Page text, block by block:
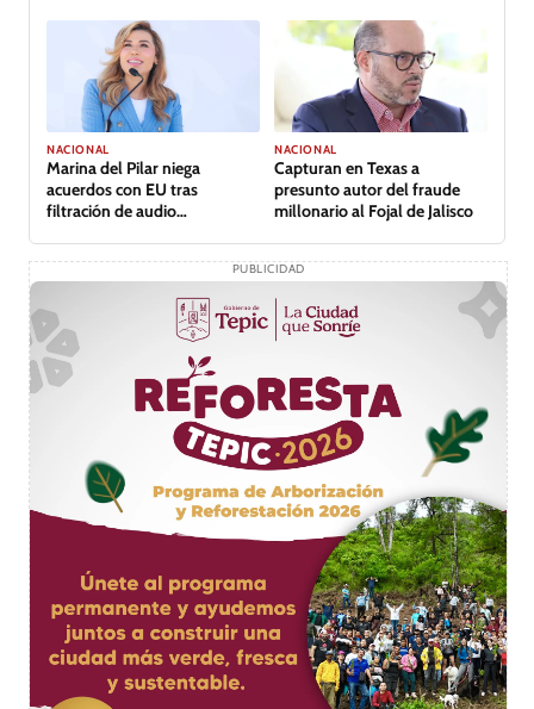
NACIONAL
Marina del Pilar niega
acuerdos con EU tras
filtración de audio
NACIONAL
Capturan en Texas a
presunto autor del fraude
millonario al Fojal de Jalisco
PUBLICIDAD